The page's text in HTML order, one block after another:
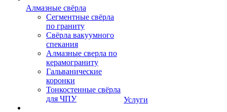
Алмазные свёрла
Сегментные свёрла
по граниту
Свёрла вакуумного
спекания
Алмазные сверла по
керамограниту
Гальванические
коронки
Тонкостенные свёрла
для ЧПУ
Услуги